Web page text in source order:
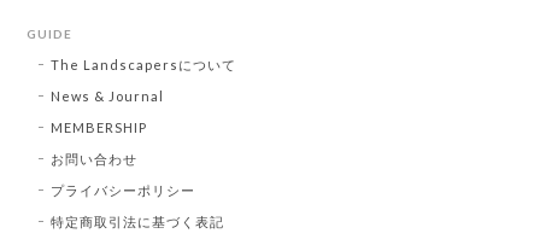
GUIDE
The Landscapersについて
News & Journal
MEMBERSHIP
お問い合わせ
プライバシーポリシー
特定商取引法に基づく表記